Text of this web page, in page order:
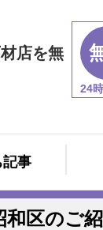
店を無
24
記事
和区のご